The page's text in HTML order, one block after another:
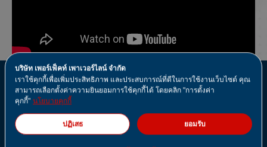
Packaging
Packaging
บริษัท เพอร์เฟ็คท์ เพาเวอร์ไลน์ จำกัด
เราใช้คุกกี้เพื่อเพิ่มประสิทธิภาพ และประสบการณ์ที่ดีในการใช้งานเว็บไซต์ คุณ
สามารถเลือกตั้งค่าความยินยอมการใช้คุกกี้ได้ โดยคลิก "การตั้งค่า
คุกกี้" นโยบายคุกกี้
ปฏิเสธ ยอมรับ